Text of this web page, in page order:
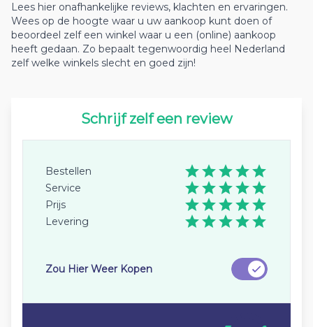
Lees hier onafhankelijke reviews, klachten en ervaringen.
Wees op de hoogte waar u uw aankoop kunt doen of
beoordeel zelf een winkel waar u een (online) aankoop
heeft gedaan. Zo bepaalt tegenwoordig heel Nederland
zelf welke winkels slecht en goed zijn!
Schrijf zelf een review
Bestellen
Service
Prijs
Levering
Zou Hier Weer Kopen